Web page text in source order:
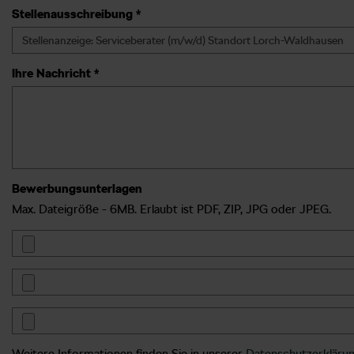
Stellenausschreibung *
Ihre Nachricht *
Bewerbungsunterlagen
Max. Dateigröße - 6MB. Erlaubt ist PDF, ZIP, JPG oder JPEG.